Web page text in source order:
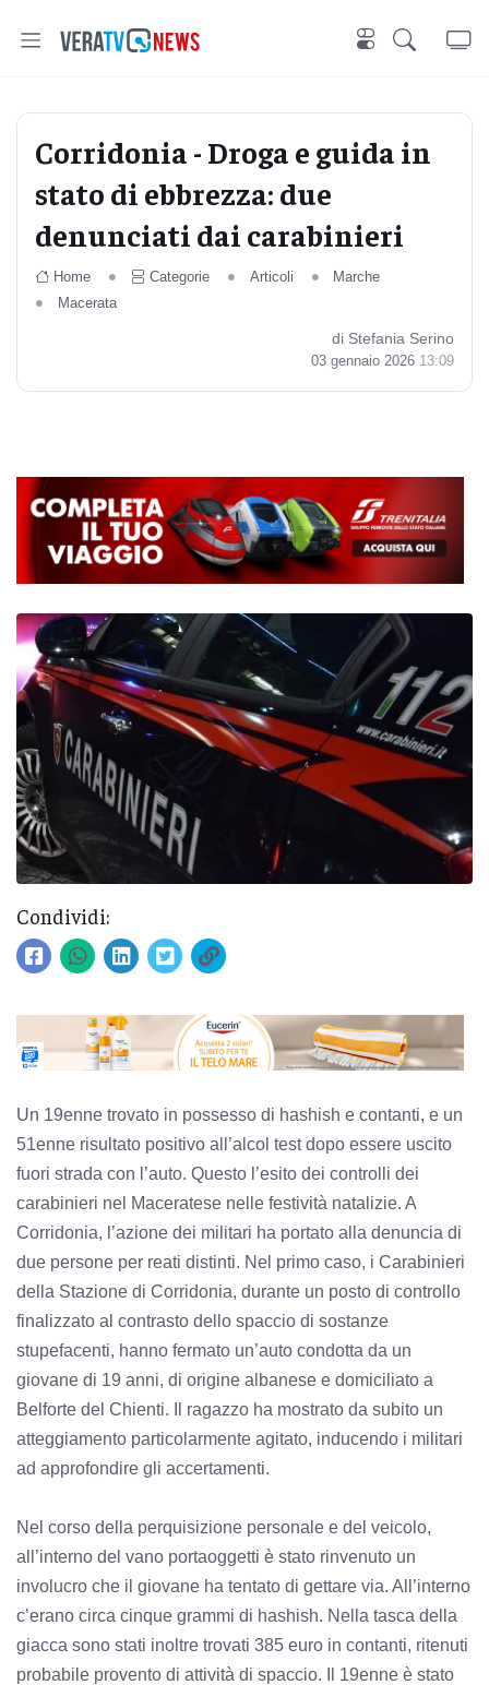
Corridonia - Droga e guida in
stato di ebbrezza: due
denunciati dai carabinieri
Home Categorie Articoli
Marche
Macerata
di Stefania Serino
03 gennaio 2026 13:09
Condividi:
Un 19enne trovato in possesso di hashish e contanti, e un
51enne risultato positivo all’alcol test dopo essere uscito
fuori strada con l’auto. Questo l’esito dei controlli dei
carabinieri nel Maceratese nelle festività natalizie. A
Corridonia, l’azione dei militari ha portato alla denuncia di
due persone per reati distinti. Nel primo caso, i Carabinieri
della Stazione di Corridonia, durante un posto di controllo
finalizzato al contrasto dello spaccio di sostanze
stupefacenti, hanno fermato un’auto condotta da un
giovane di 19 anni, di origine albanese e domiciliato a
Belforte del Chienti. Il ragazzo ha mostrato da subito un
atteggiamento particolarmente agitato, inducendo i militari
ad approfondire gli accertamenti.
Nel corso della perquisizione personale e del veicolo,
all’interno del vano portaoggetti è stato rinvenuto un
involucro che il giovane ha tentato di gettare via. All’interno
c’erano circa cinque grammi di hashish. Nella tasca della
giacca sono stati inoltre trovati 385 euro in contanti, ritenuti
probabile provento di attività di spaccio. Il 19enne è stato